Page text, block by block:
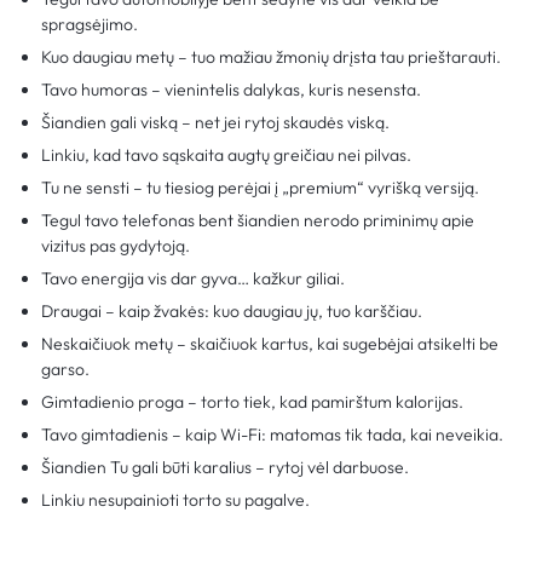
spragsėjimo.
Kuo daugiau metų – tuo mažiau žmonių drįsta tau prieštarauti.
Tavo humoras – vienintelis dalykas, kuris nesensta.
Šiandien gali viską – net jei rytoj skaudės viską.
Linkiu, kad tavo sąskaita augtų greičiau nei pilvas.
Tu ne sensti – tu tiesiog perėjai į „premium“ vyrišką versiją.
Tegul tavo telefonas bent šiandien nerodo priminimų apie
vizitus pas gydytoją.
Tavo energija vis dar gyva… kažkur giliai.
Draugai – kaip žvakės: kuo daugiau jų, tuo karščiau.
Neskaičiuok metų – skaičiuok kartus, kai sugebėjai atsikelti be
garso.
Gimtadienio proga – torto tiek, kad pamirštum kalorijas.
Tavo gimtadienis – kaip Wi-Fi: matomas tik tada, kai neveikia.
Šiandien Tu gali būti karalius – rytoj vėl darbuose.
Linkiu nesupainioti torto su pagalve.